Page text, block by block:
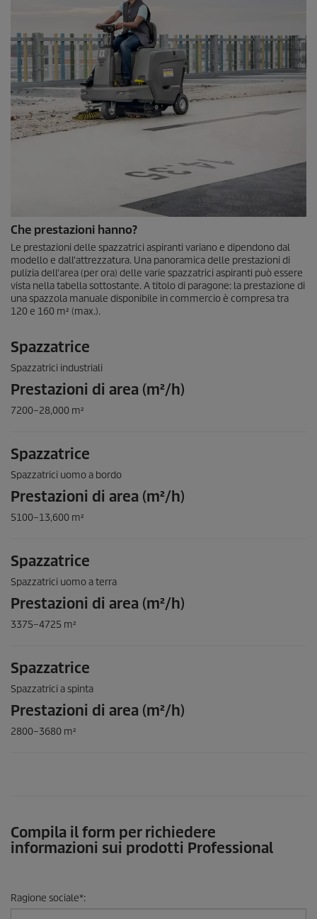
Che prestazioni hanno?
Le prestazioni delle spazzatrici aspiranti variano e dipendono dal
modello e dall'attrezzatura. Una panoramica delle prestazioni di
pulizia dell'area (per ora) delle varie spazzatrici aspiranti può essere
vista nella tabella sottostante. A titolo di paragone: la prestazione di
una spazzola manuale disponibile in commercio è compresa tra
120 e 160 m² (max.).
Spazzatrice
Spazzatrici industriali
Prestazioni di area (m²/h)
7200–28,000 m²
Spazzatrice
Spazzatrici uomo a bordo
Prestazioni di area (m²/h)
5100–13,600 m²
Spazzatrice
Spazzatrici uomo a terra
Prestazioni di area (m²/h)
3375–4725 m²
Spazzatrice
Spazzatrici a spinta
Prestazioni di area (m²/h)
2800–3680 m²
Compila il form per richiedere
informazioni sui prodotti Professional
Ragione sociale*: